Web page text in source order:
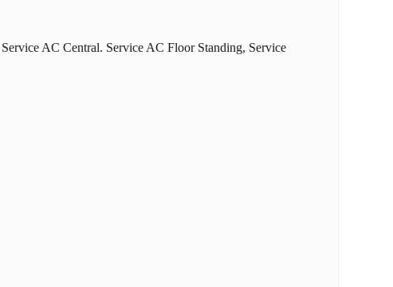
Service AC Central. Service AC Floor Standing, Service